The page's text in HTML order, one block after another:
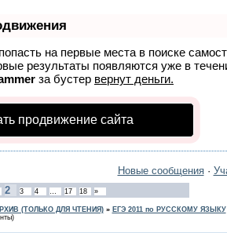
на первые места в поиске
результаты появляются уже в
за бустер вернут деньги.
продвижение сайта
Новые сообщения·
2 3 4 … 17 18 »
(ТОЛЬКО ДЛЯ ЧТЕНИЯ)» ЕГЭ 2011 по РУССКОМУ ЯЗЫКУ